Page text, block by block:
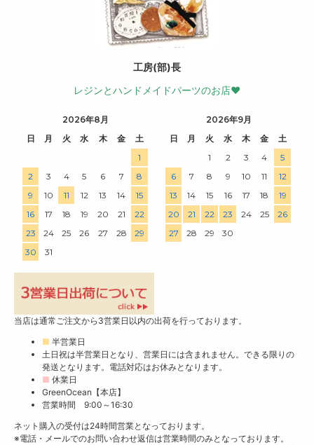
工房(部)長
レジンとハンドメイドパーツのお店♥
2026年8月
日
月 火 水 木 金
土
1
2
3 4 5 6 7
8
9
10 11 12 13 14
15
16
17 18 19 20 21
22
23
24 25 26 27 28
29
30
31
2026年9月
日
月 火 水 木 金
土
1
2 3 4
5
6
7 8 9 10 11
12
13
14 15 16 17 18
19
20
21 22 23 24 25
26
27
28 29 30
当店は通常ご注文から3営業日以内の出荷を行っております。
■ 半営業日
土日祝は半営業日となり、営業日には含まれません。できる限りの
発送となります。電話対応はお休みとなります。
■ 休業日
GreenOcean【本店】
営業時間 9:00～16:30
ネット購入の受付は24時間営業となっております。
※電話・メールでのお問い合わせ返信は営業時間のみとなっております。